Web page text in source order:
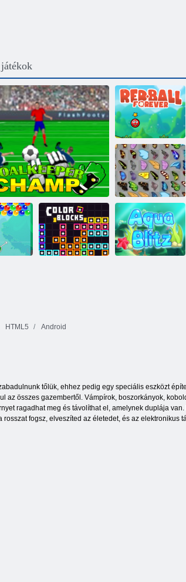
Vörös labda
örökre
Kyodai pillangó
HTML5 Android
tőlük, ehhez pedig egy speciális eszközt
összes gazembertől. Vámpírok, boszorkányok,
ragadhat meg és távolíthat el, amelynek duplája
fogsz, elveszíted az életedet, és az elektronikus